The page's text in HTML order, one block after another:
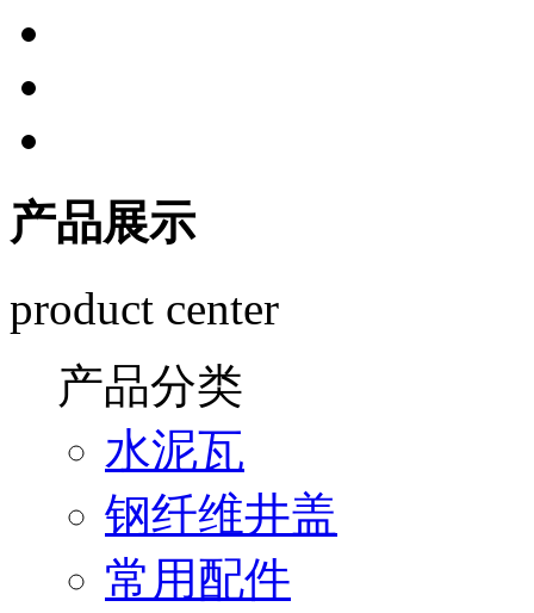
产品展示
product center
产品分类
水泥瓦
钢纤维井盖
常用配件